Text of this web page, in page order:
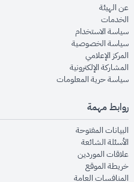
عن الهيئةopens in new window
الخدماتopens in new window
سياسة الاستخدام
سياسة الخصوصيةin new window
المركز الإعلاميopens in new window
المشاركة الإلكترونيةin new window
سياسة حرية المعلوماتin new window
روابط مهمة
البيانات المفتوحةopens in new window
الأسئلة الشائعةopens in new window
علاقات الموردينopens in new window
خريطة الموقعopens in new window
المنافسات العامةin new window